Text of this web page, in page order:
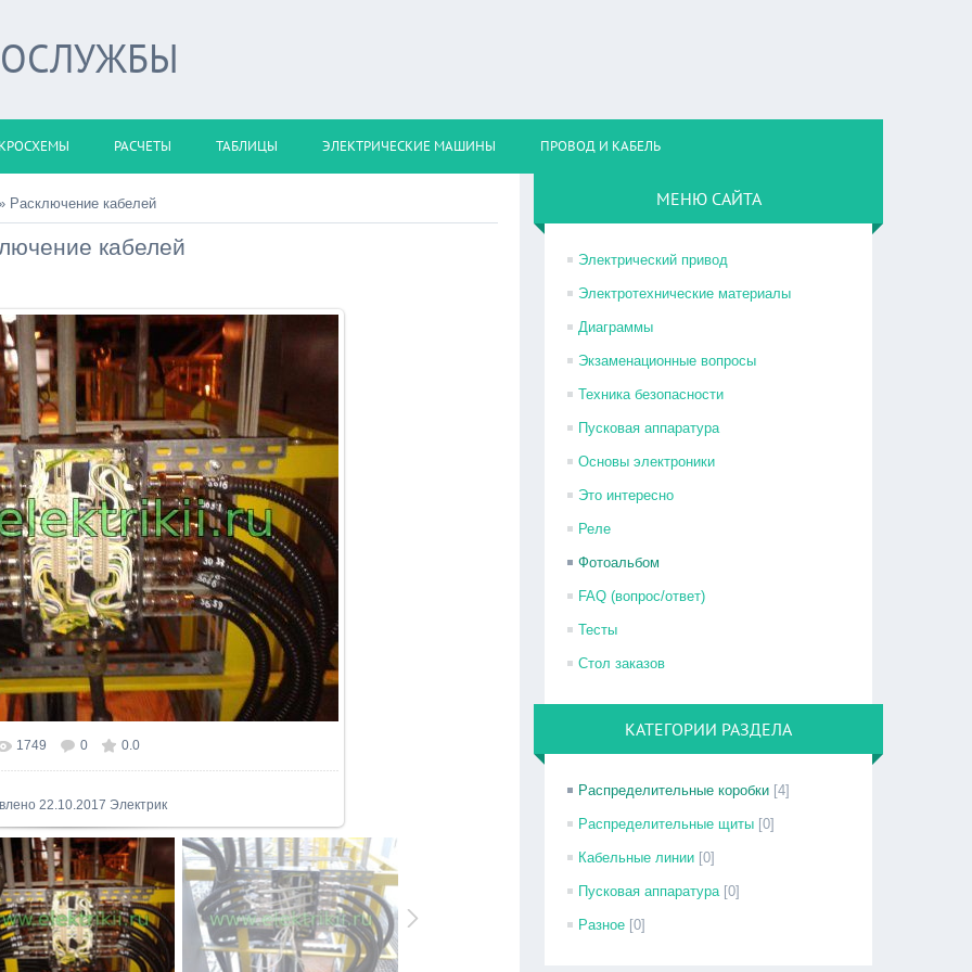
РАСЧЕТЫ ТАБЛИЦЫ ЭЛЕКТРИЧЕСКИЕ МАШИНЫ ПРОВОД И КАБЕЛЬ
Расключение кабелей
кабелей
1749 0 0.0
22.10.2017 Электрик
МЕНЮ САЙТА
Электрический привод
Электротехнические материалы
Диаграммы
Экзаменационные вопросы
Техника безопасности
Пусковая аппаратура
Основы электроники
Это интересно
Реле
Фотоальбом
FAQ (вопрос/ответ)
Тесты
Стол заказов
КАТЕГОРИИ РАЗДЕЛА
Распределительные коробки [4]
Распределительные щиты [0]
Кабельные линии [0]
Пусковая аппаратура [0]
Разное [0]